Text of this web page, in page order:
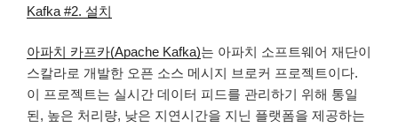
Kafka #2. 설치
아파치 카프카(Apache Kafka)는 아파치 소프트웨어 재단이
스칼라로 개발한 오픈 소스 메시지 브로커 프로젝트이다.
이 프로젝트는 실시간 데이터 피드를 관리하기 위해 통일
된, 높은 처리량, 낮은 지연시간을 지닌 플랫폼을 제공하는